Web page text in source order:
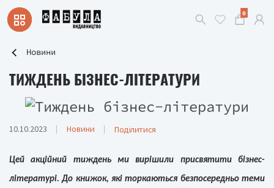
0
Новини
ТИЖДЕНЬ БІЗНЕС-ЛІТЕРАТУРИ
10.10.2023 Новини Поділитися
Цей акційний тиждень ми вирішили присвятити бізнес-
літературі. До книжок, які торкаються безпосередньо теми